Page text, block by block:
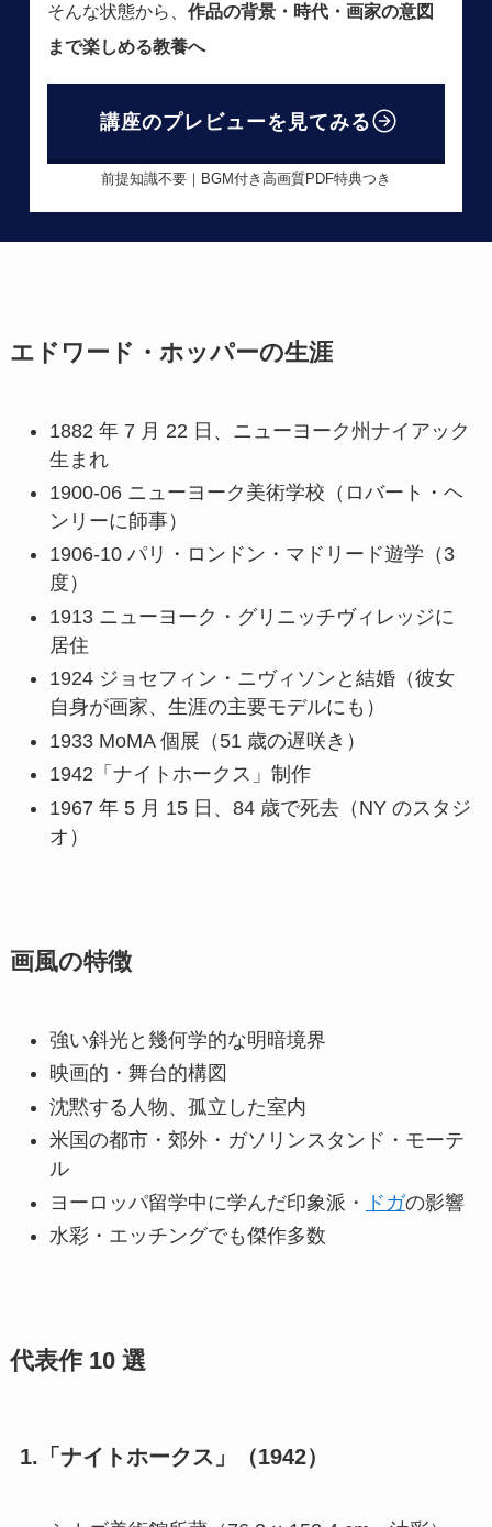
そんな状態から、 作品の背景・時代・画家の意図
まで楽しめる教養へ
講座のプレビューを見てみる
前提知識不要｜BGM付き高画質PDF特典つき
エドワード・ホッパーの生涯
1882 年 7 月 22 日、ニューヨーク州ナイアック
生まれ
1900-06 ニューヨーク美術学校（ロバート・ヘ
ンリーに師事）
1906-10 パリ・ロンドン・マドリード遊学（3
度）
1913 ニューヨーク・グリニッチヴィレッジに
居住
1924 ジョセフィン・ニヴィソンと結婚（彼女
自身が画家、生涯の主要モデルにも）
1933 MoMA 個展（51 歳の遅咲き）
1942「ナイトホークス」制作
1967 年 5 月 15 日、84 歳で死去（NY のスタジ
オ）
画風の特徴
強い斜光と幾何学的な明暗境界
映画的・舞台的構図
沈黙する人物、孤立した室内
米国の都市・郊外・ガソリンスタンド・モーテ
ル
ヨーロッパ留学中に学んだ印象派・
ドガの影響
水彩・エッチングでも傑作多数
代表作 10 選
1.「ナイトホークス」（1942）